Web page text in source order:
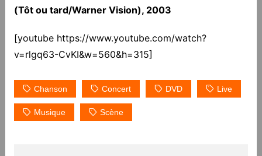
(Tôt ou tard/Warner Vision), 2003
[youtube https://www.youtube.com/watch?
v=rlgq63-CvKI&w=560&h=315]
Chanson Concert DVD Live
Musique Scène